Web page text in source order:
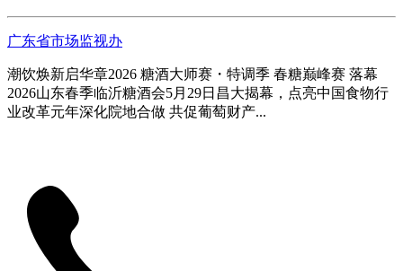
广东省市场监视办
潮饮焕新启华章2026 糖酒大师赛・特调季 春糖巅峰赛 落幕
2026山东春季临沂糖酒会5月29日昌大揭幕，点亮中国食物行
业改革元年深化院地合做 共促葡萄财产...